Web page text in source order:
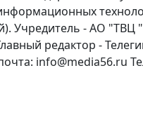
Учредитель - АО
редактор -
info@media56.ru